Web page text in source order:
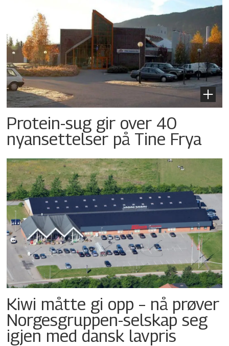
Protein-sug gir over 40
nyansettelser på Tine Frya
Kiwi måtte gi opp – nå prøver
Norgesgruppen-selskap seg
igjen med dansk lavpris